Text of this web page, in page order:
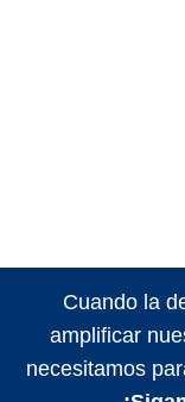
Cuando la
amplificar
necesitamos